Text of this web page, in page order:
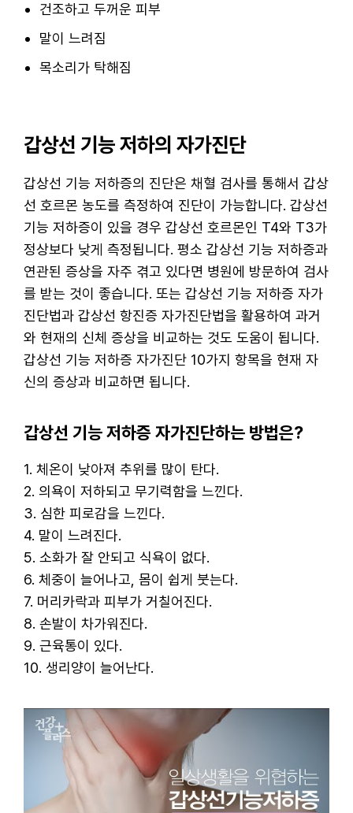
건조하고 두꺼운 피부
말이 느려짐
목소리가 탁해짐
갑상선 기능 저하의 자가진단
갑상선 기능 저하증의 진단은 채혈 검사를 통해서 갑상
선 호르몬 농도를 측정하여 진단이 가능합니다. 갑상선
기능 저하증이 있을 경우 갑상선 호르몬인 T4와 T3가
정상보다 낮게 측정됩니다. 평소 갑상선 기능 저하증과
연관된 증상을 자주 겪고 있다면 병원에 방문하여 검사
를 받는 것이 좋습니다. 또는 갑상선 기능 저하증 자가
진단법과 갑상선 항진증 자가진단법을 활용하여 과거
와 현재의 신체 증상을 비교하는 것도 도움이 됩니다.
갑상선 기능 저하증 자가진단 10가지 항목을 현재 자
신의 증상과 비교하면 됩니다.
갑상선 기능 저하증 자가진단하는 방법은?
1. 체온이 낮아져 추위를 많이 탄다.
2. 의욕이 저하되고 무기력함을 느낀다.
3. 심한 피로감을 느낀다.
4. 말이 느려진다.
5. 소화가 잘 안되고 식욕이 없다.
6. 체중이 늘어나고, 몸이 쉽게 붓는다.
7. 머리카락과 피부가 거칠어진다.
8. 손발이 차가워진다.
9. 근육통이 있다.
10. 생리양이 늘어난다.